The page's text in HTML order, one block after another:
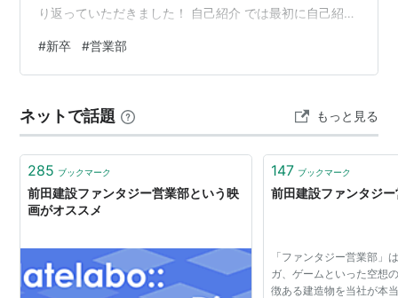
り返っていただきました！ 自己紹介 では最初に自己紹介
としてアドグローブに入社しました。 大学時代は4年間
生物学を学んでおり、大学院ではストレスや鬱など人に
あるときは友人ともよくオンラインでゲームをして楽し
んでいます。 就職活動にはゲームや音楽などのエンタメ
に関わっている企業を中心に受…
#新卒 #営業部
ネットで話題 もっと見る
285 ブックマーク
前田建設ファンタジー営業部という映
画がオススメ
147 ブックマーク
前田建設ファンタジ
「ファンタジー営業部」
ガ、ゲームといった空想
徴ある建造物を当社が本